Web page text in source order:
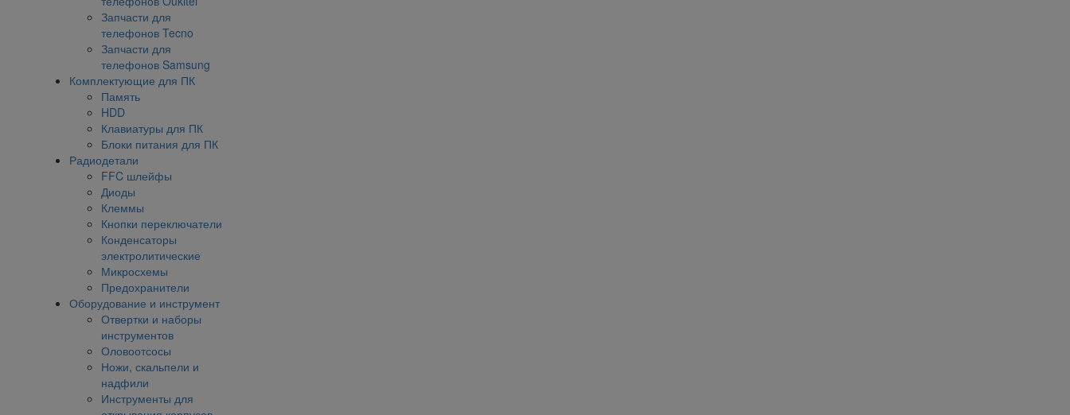
Запчасти для
телефонов Tecno
Запчасти для
телефонов Samsung
Комплектующие для ПК
Память
HDD
Клавиатуры для ПК
Блоки питания для ПК
Радиодетали
FFC шлейфы
Диоды
Клеммы
Кнопки переключатели
Конденсаторы
электролитические
Микросхемы
Предохранители
Оборудование и инструмент
Отвертки и наборы
инструментов
Оловоотсосы
Ножи, скальпели и
надфили
Инструменты для